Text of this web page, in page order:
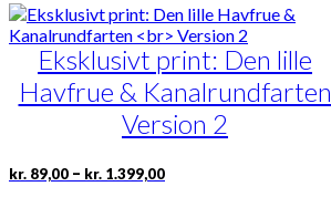
kr. 1.399,00
har
flere
varianter.
Mulighederne
kan
vælges
på
Eksklusivt print: Den lille
Havfrue & Kanalrundfarten
Version 2
kr. 89,00 – kr. 1.399,00Prisinterval:
Dette